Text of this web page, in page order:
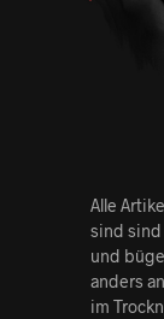
Alle
sind sind
und
anders
im